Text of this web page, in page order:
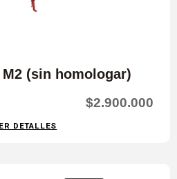
(sin homologar)
$2.900.000
DETALLES